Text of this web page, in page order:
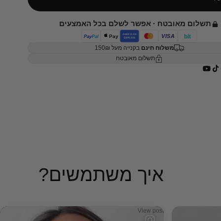
תשלום מאובטח · אפשר לשלם בכל האמצעים
bit
VISA
AMERICAN
EXPRESS
Pay
PayPal
משלוח חינם בקנייה מעל 150₪
תשלום מאובטח
איך משתמשים?
View post